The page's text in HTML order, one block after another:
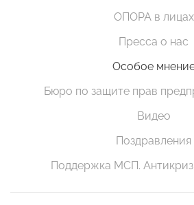
ОПОРА в лицах
Пресса о нас
Особое
Бюро по защите прав
Видео
Поздравления
Поддержка МСП.